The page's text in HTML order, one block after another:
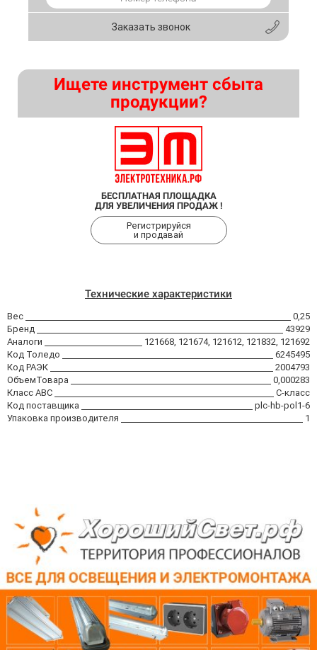
Ищете инструмент сбыта
продукции?
БЕСПЛАТНАЯ ПЛОЩАДКА
ДЛЯ УВЕЛИЧЕНИЯ ПРОДАЖ !
Регистрируйся
и продавай
Заказать звонок
Технические характеристики
Вес
0,25
Бренд
43929
Аналоги
121668, 121674, 121612, 121832, 121692
Код Толедо
6245495
Код РАЭК
2004793
ОбъемТовара
0,000283
Класс АВС
C-класс
Код поставщика
plc-hb-pol1-6
Упаковка производителя
1